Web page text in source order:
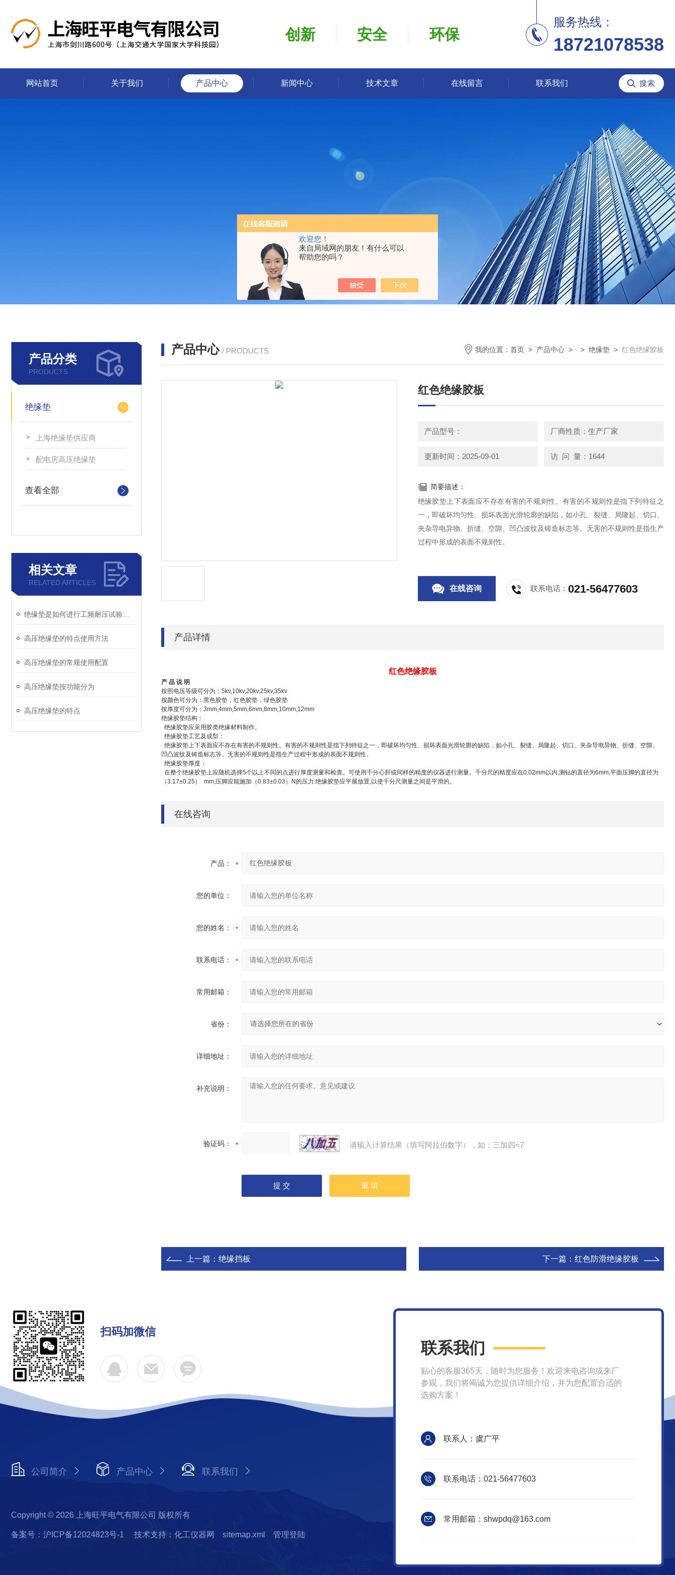
欢迎您！
来自局域网的朋友！有什么可以
帮助您的吗？
创新 安全 环保
服务热线：
18721078538
网站首页 关于我们 产品中心 新闻中心 技术文章 在线留言 联系我们
产品分类
PRODUCTS
绝缘垫
上海绝缘垫供应商
配电房高压绝缘垫
查看全部
相关文章
RELATED ARTICLES
高压绝缘垫的特点使用方法
高压绝缘垫的常规使用配置
高压绝缘垫按功能分为
高压绝缘垫的特点
产品中心 / PRODUCTS 我的位置： 首页 > 产品中心 > > 绝缘垫 > 红色绝缘胶板
红色绝缘胶板
产品型号： 厂商性质：生产厂家
更新时间：2025-09-01 访 问 量：1644
简要描述：
绝缘胶垫上下表面应不存在有害的不规则性。有害的不规则性是指下列特征之
一，即破坏均匀性、损坏表面光滑轮廓的缺陷，如小孔、裂缝、局隆起、切口、
夹杂导电异物、折缝、空隙、凹凸波纹及铸造标志等。无害的不规则性是指生产
过程中形成的表面不规则性。
在线咨询 联系电话：021-56477603
产品详情
红色绝缘胶板
产 品 说 明
按照电压等级可分为： 5kv,10kv,20kv,25kv,35kv
按颜色可分为：黑色胶垫，红色胶垫，绿色胶垫
按厚度可分为： 3mm,4mm,5mm,6mm,8mm,10mm,12mm
绝缘胶垫结构：
绝缘胶垫应采用胶类绝缘材料制作。
绝缘胶垫工艺及成型：
绝缘胶垫上下表面应不存在有害的不规则性。有害的不规则性是指下列特征之一，即破坏均匀性、损坏表面光滑轮廓的缺陷，如小孔、裂缝、局隆起、切口、夹杂导电异物、折缝、空隙、
凹凸波纹及铸造标志等。无害的不规则性是指生产过程中形成的表面不规则性。
绝缘胶垫厚度：
在整个绝缘胶垫上应随机选择5个以上不同的点进行厚度测量和检查。可使用千分心肝或同样的精度的仪器进行测量。千分尺的精度应在0.02mm以内,测钻的直径为6mm,平面压脚的直径为
（3.17±0.25） mm,压脚应能施加 （0.83±0.03）N的压力.绝缘胶垫应平展放置,以使千分尺测量之间是平滑的。
在线咨询
产品：
您的单位：
您的姓名：
联系电话：
常用邮箱：
省份：
详细地址：
补充说明：
验证码： 请输入计算结果（填写阿拉伯数字），如：三加四=7
上一篇： 绝缘挡板 下一篇： 红色防滑绝缘胶板
扫码加微信
公司简介 产品中心 联系我们
Copyright © 2026 上海旺平电气有限公司 版权所有
备案号：沪ICP备12024823号-1 技术支持：化工仪器网 sitemap.xml 管理登陆
联系我们
贴心的客服365天，随时为您服务！欢迎来电咨询或来厂
参观，我们将竭诚为您提供详细介绍，并为您配置合适的
选购方案！
联系人：虞广平
联系电话：021-56477603
常用邮箱：shwpdq@163.com